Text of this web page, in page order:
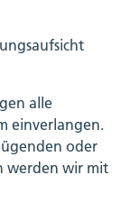
alle
einverlangen.
oder
werden wir mit